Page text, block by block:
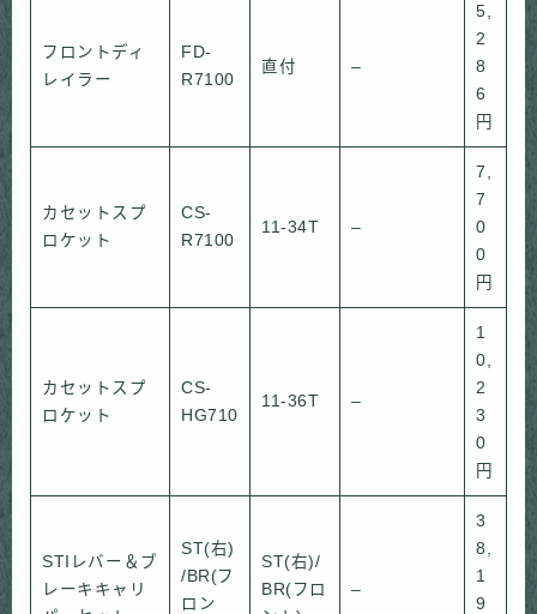
フロントディ
レイラー
FD-
R7100
直付 –
5,
2
8
6
円
カセットスプ
ロケット
CS-
R7100
11-34T –
7,
7
0
0
円
カセットスプ
ロケット
CS-
HG710
11-36T –
1
0,
2
3
0
円
STIレバー＆ブ
レーキキャリ
ST(右)
/BR(フ
ロン
ST(右)/
BR(フロ
–
3
8,
1
9